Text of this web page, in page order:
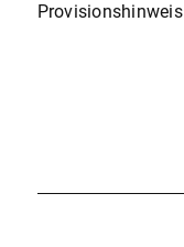
Provisionshinweis